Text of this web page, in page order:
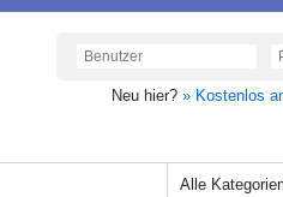
Neu hier? » Kostenlos
Alle